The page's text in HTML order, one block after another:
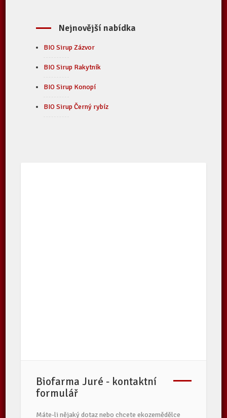
Nejnovější nabídka
BIO Sirup Zázvor
BIO Sirup Rakytník
BIO Sirup Konopí
BIO Sirup Černý rybíz
Biofarma Juré - kontaktní
formulář
Máte-li nějaký dotaz nebo chcete ekozemědělce